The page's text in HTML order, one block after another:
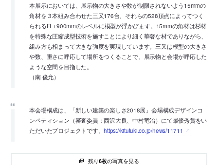
本展示においては、展示物の大きさや数が制限されないよう15mmの
角材を３本組み合わせた三又176台、それらの528頂点によってつく
られるFL+900mmのレベルに模型が浮かびます。15mmの角材は杉材
を特殊な圧縮成型技術を施すことにより細く華奢な材でありながら、
組み方も相まって大きな強度を実現しています。三又は模型の大きさ
や数、重さに呼応して場所をつくることで、展示物と会場が呼応した
ような空間を目指した。
（南 俊允）
本会場構成は、「新しい建築の楽しさ2018展」会場構成デザインコ
ンペティション（審査委員：西沢大良、中村竜治）にて最優秀賞をい
ただいたプロジェクトです。https://kitutuki.co.jp/news/11711
残り6枚の写真を見る